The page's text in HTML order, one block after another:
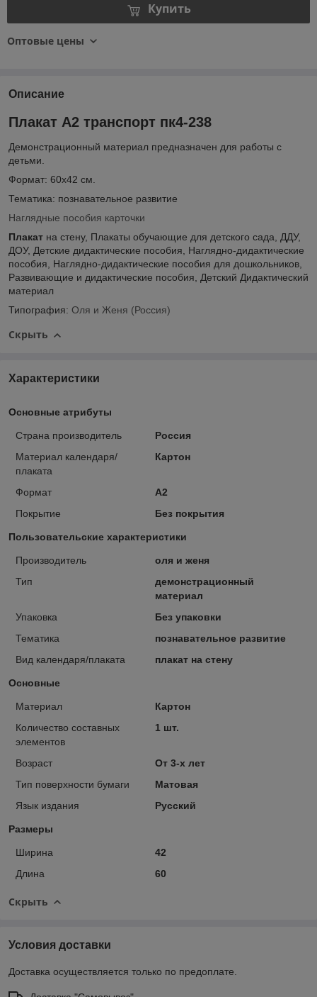
Купить
Оптовые цены
Описание
Плакат А2 транспорт пк4-238
Демонстрационный материал предназначен для работы с
детьми.
Формат: 60х42 см.
Тематика: познавательное развитие
Наглядные пособия карточки
Плакат на стену, Плакаты обучающие для детского сада, ДДУ,
ДОУ, Детские дидактические пособия, Наглядно-дидактические
пособия, Наглядно-дидактические пособия для дошкольников,
Развивающие и дидактические пособия, Детский Дидактический
материал
Типография: Оля и Женя (Россия)
Скрыть
Характеристики
Основные атрибуты
Страна производитель
Россия
Материал календаря/
плаката
Картон
Формат
A2
Покрытие
Без покрытия
Пользовательские характеристики
Производитель
оля и женя
Тип
демонстрационный
материал
Упаковка
Без упаковки
Тематика
познавательное развитие
Вид календаря/плаката
плакат на стену
Основные
Материал
Картон
Количество составных
элементов
1 шт.
Возраст
От 3-х лет
Тип поверхности бумаги
Матовая
Язык издания
Русский
Размеры
Ширина
42
Длина
60
Скрыть
Условия доставки
Доставка осуществляется только по предоплате.